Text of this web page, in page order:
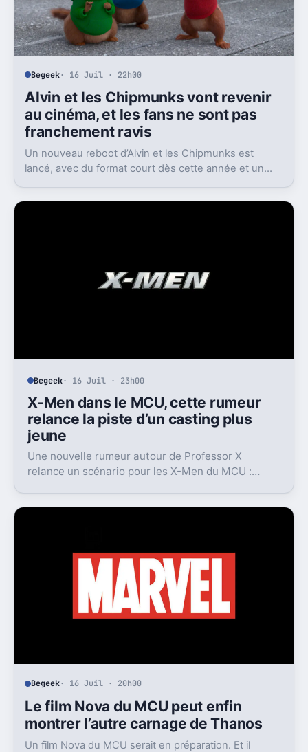
Begeek· 16 Juil · 22h00
Alvin et les Chipmunks vont revenir
au cinéma, et les fans ne sont pas
franchement ravis
Un nouveau reboot d’Alvin et les Chipmunks est
lancé, avec du format court dès cette année et un
du public.
Begeek· 16 Juil · 23h00
X-Men dans le MCU, cette rumeur
relance la piste d’un casting plus
jeune
Une nouvelle rumeur autour de Professor X
relance un scénario pour les X-Men du MCU :
Begeek· 16 Juil · 20h00
Le film Nova du MCU peut enfin
montrer l’autre carnage de Thanos
Un film Nova du MCU serait en préparation. Et il